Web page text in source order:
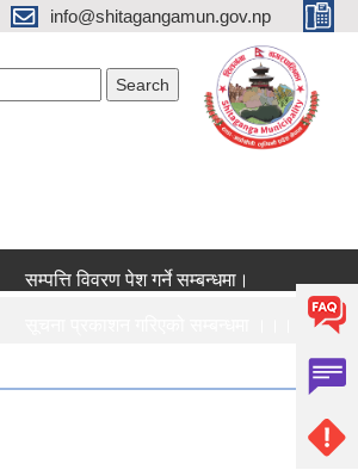
info@shitagangamun.gov.np
सम्पत्ति विवरण पेश गर्ने सम्बन्धमा।
सामाजिक सुरक्षा भत्ता नविकरण सम्बन्धी सूचना ।।।